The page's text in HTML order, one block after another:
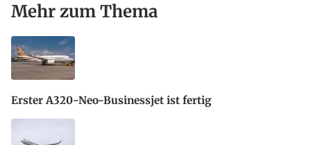
Mehr zum Thema
Erster A320-Neo-Businessjet ist fertig